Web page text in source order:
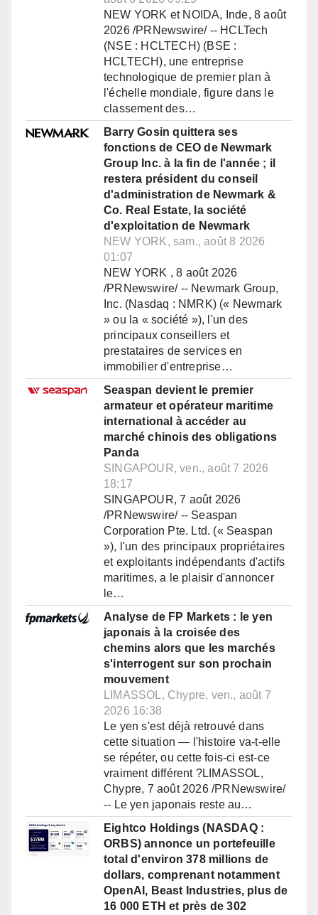
NEW YORK et NOIDA, Inde, 8 août
2026 /PRNewswire/ -- HCLTech
(NSE : HCLTECH) (BSE :
HCLTECH), une entreprise
technologique de premier plan à
l'échelle mondiale, figure dans le
classement des…
Barry Gosin quittera ses
fonctions de CEO de Newmark
Group Inc. à la fin de l'année ; il
restera président du conseil
d'administration de Newmark &
Co. Real Estate, la société
d'exploitation de Newmark
NEW YORK, sam., août 8 2026
01:07
NEW YORK , 8 août 2026
/PRNewswire/ -- Newmark Group,
Inc. (Nasdaq : NMRK) (« Newmark
» ou la « société »), l'un des
principaux conseillers et
prestataires de services en
immobilier d'entreprise…
Seaspan devient le premier
armateur et opérateur maritime
international à accéder au
marché chinois des obligations
Panda
SINGAPOUR, ven., août 7 2026
18:17
SINGAPOUR, 7 août 2026
/PRNewswire/ -- Seaspan
Corporation Pte. Ltd. (« Seaspan
»), l'un des principaux propriétaires
et exploitants indépendants d'actifs
maritimes, a le plaisir d'annoncer
le…
Analyse de FP Markets : le yen
japonais à la croisée des
chemins alors que les marchés
s'interrogent sur son prochain
mouvement
LIMASSOL, Chypre, ven., août 7
2026 16:38
Le yen s'est déjà retrouvé dans
cette situation — l'histoire va-t-elle
se répéter, ou cette fois-ci est-ce
vraiment différent ?LIMASSOL,
Chypre, 7 août 2026 /PRNewswire/
-- Le yen japonais reste au…
Eightco Holdings (NASDAQ :
ORBS) annonce un portefeuille
total d'environ 378 millions de
dollars, comprenant notamment
OpenAI, Beast Industries, plus de
16 000 ETH et près de 302